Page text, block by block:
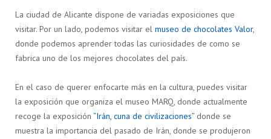
La ciudad de Alicante dispone de variadas exposiciones que
visitar. Por un lado, podemos visitar el museo de chocolates Valor,
donde podemos aprender todas las curiosidades de como se
fabrica uno de los mejores chocolates del país.
En el caso de querer enfocarte más en la cultura, puedes visitar
la exposición que organiza el museo MARQ, donde actualmente
recoge la exposición “Irán, cuna de civilizaciones” donde se
muestra la importancia del pasado de Irán, donde se produjeron